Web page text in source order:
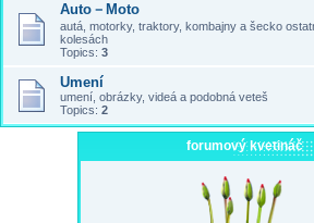
Auto－Moto
autá, motorky, traktory, kombajny a šecko
kolesách
Topics: 3
Umení
umení, obrázky, videá a podobná veteš
Topics: 2
forumový kvetináč